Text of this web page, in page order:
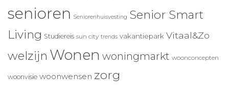
senioren Seniorenhuisvesting Senior Smart
Living Studiereis sun city trends vakantiepark Vitaal&Zo
welzijn Wonen woningmarkt woonconcepten
woonvisie woonwensen zorg